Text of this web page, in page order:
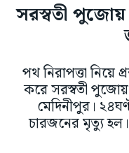
সরস্বতী
পথ নিরাপত্তা নিয়ে
করে সরস্বতী পুজোয়
মেদিনীপুর।
চারজনের মৃত্যু